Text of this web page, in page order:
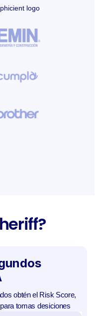
obtén el Risk Score,
tomas desiciones